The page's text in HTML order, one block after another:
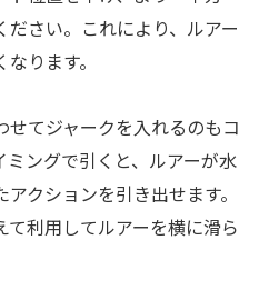
さい。これにより、ルアー
ります。
せてジャークを入れるのもコ
ングで引くと、ルアーが水
クションを引き出せます。
利用してルアーを横に滑ら